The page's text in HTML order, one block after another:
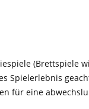
(Brettspiele
Spielerlebnis
für eine